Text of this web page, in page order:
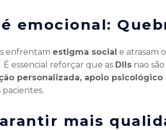
emocional:
enfrentam estigma social e atrasam
É essencial reforçar que as DIIsnao são
personalizada, apoio
mais